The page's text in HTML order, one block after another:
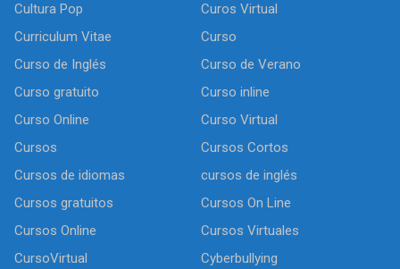
Cultura Pop
Curos Virtual
Curriculum Vitae
Curso
Curso de Inglés
Curso de Verano
Curso gratuito
Curso inline
Curso Online
Curso Virtual
Cursos
Cursos Cortos
Cursos de idiomas
cursos de inglés
Cursos gratuitos
Cursos On Line
Cursos Online
Cursos Virtuales
CursoVirtual
Cyberbullying